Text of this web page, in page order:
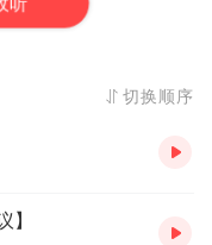
切换顺序
】